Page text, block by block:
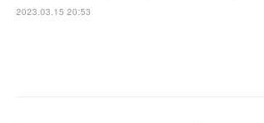
2023.03.15 20:53